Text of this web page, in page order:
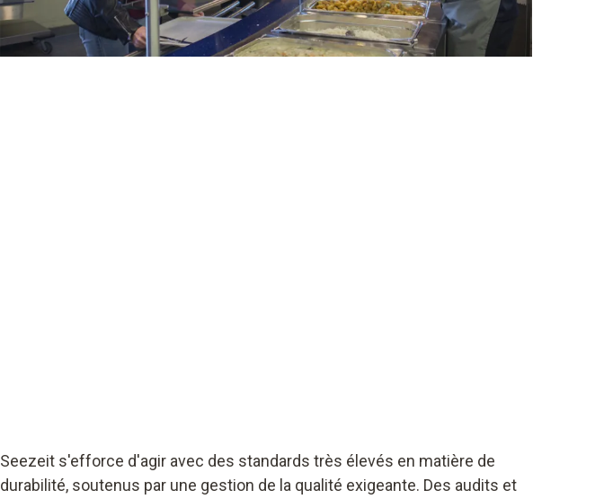
Seezeit s'efforce d'agir avec des standards très élevés en matière de
durabilité, soutenus par une gestion de la qualité exigeante. Des audits et